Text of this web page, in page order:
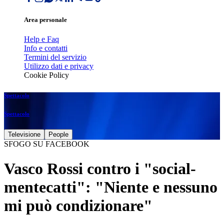
Area personale
Help e Faq
Info e contatti
Termini del servizio
Utilizzo dati e privacy
Cookie Policy
Spettacolo
Spettacolo
Televisione People
SFOGO SU FACEBOOK
Vasco Rossi contro i "social-
mentecatti": "Niente e nessuno
mi può condizionare"